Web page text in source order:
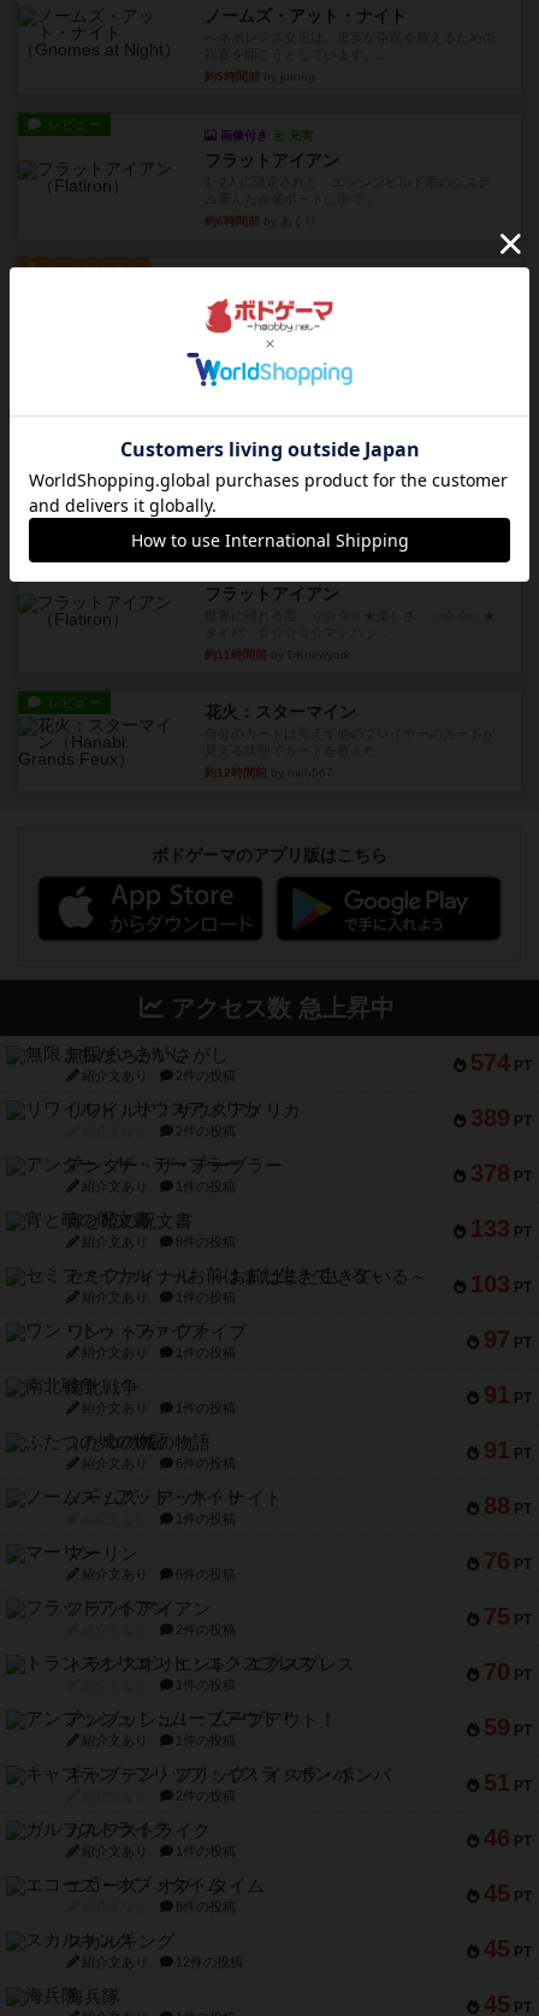
ノームズ・アット・ナイト
約5時間前
レビュー
画像付き 充実
フラットアイアン
約6時間前
ルール/インスト
イスラ・ボンバを探しに出航!潜水艦を装備し、あ
なたの乗組員を監獄から解...
約9時間前by jurong
ルール/インスト
トランスオリエント・エクスプレス
乗客の皆様、トランスオリエント・エクスプレス
にご乗車ありがとうございま...
約9時間前
フラットアイアン
約11時間前
レビュー 花火：スターマイン
約12時間前
ボドゲーマのアプリ版はこちら
アクセス数 急上昇中
574 PT
無限まちがいさがし
紹介文あり 2件の投稿
389 PT
リワイルド：サウスアメリカ
2件の投稿
378 PT
アンダー・ザ・テーブラー
紹介文あり 1件の投稿
133 PT
宵と暁の呪文書
紹介文あり 8件の投稿
103 PT
セミファイナル ～お前はまだ生きている～
紹介文あり 1件の投稿
97 PT
ワン・トゥ・ファイブ
紹介文あり 1件の投稿
91 PT
南北戦争
紹介文あり 1件の投稿
91 PT
ふたつの城の物語
紹介文あり 6件の投稿
88 PT
ノームズ・アット・ナイト
1件の投稿
76 PT
マーリン
紹介文あり 6件の投稿
75 PT
フラットアイアン
2件の投稿
70 PT
トランスオリエント・エクスプレス
1件の投稿
59 PT
アンブッシュ！：ムーブアウト！
紹介文あり 1件の投稿
51 PT
キャプテン・フリップ：イスラ・ボンバ
2件の投稿
46 PT
ガルフストライク
紹介文あり 1件の投稿
45 PT
エコーズ・オブ・タイム
8件の投稿
45 PT
スカルキング
紹介文あり 12件の投稿
45 PT
海兵隊